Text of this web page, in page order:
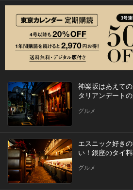
神楽坂はあえて
タリアンデート
グルメ
エスニック好き
い！銀座のタイ
グルメ